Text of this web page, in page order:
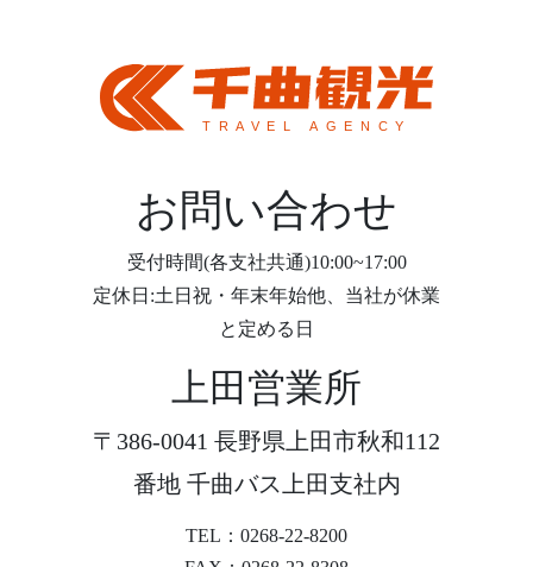
お問い合わせ
受付時間(各支社共通)10:00~17:00
定休日:土日祝・年末年始他、当社が休業
と定める日
上田営業所
〒386-0041 長野県上田市秋和112
番地 千曲バス上田支社内
TEL：0268-22-8200